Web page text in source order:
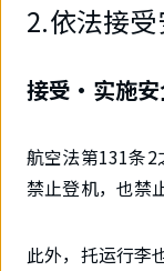
2.依法接
接受・实施
航空法第131条2
禁止登机，也禁
此外，托运行李